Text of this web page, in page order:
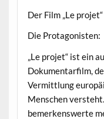
Der Film „Le projet“
Die Protagonisten:
„Le projet“ ist ein
Dokumentarfilm,
Vermittlung
Menschen
bemerkenswerte